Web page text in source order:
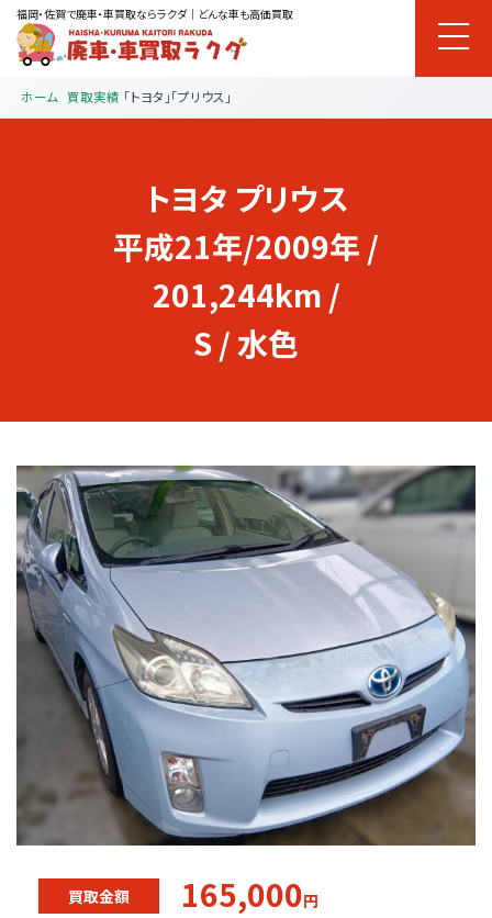
福岡・佐賀で廃車・車買取ならラクダ｜どんな車も高価買取
ホーム 買取実績 「トヨタ」「プリウス」
トヨタ プリウス
平成21年/2009年 /
201,244km /
S / 水色
買取金額 165,000円